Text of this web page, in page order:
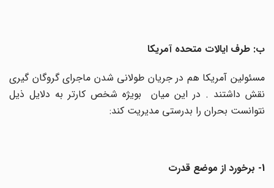
ب: طرف ایالات متحده آمریکا
مسئولین آمریکا هم در جریان طولانی شدن ماجرای گروگان گیری
نقش داشتند . در این میان بویژه شخص کارتر به دلایل ذیل
نتوانست بحران را بدرستی مدیریت کند: